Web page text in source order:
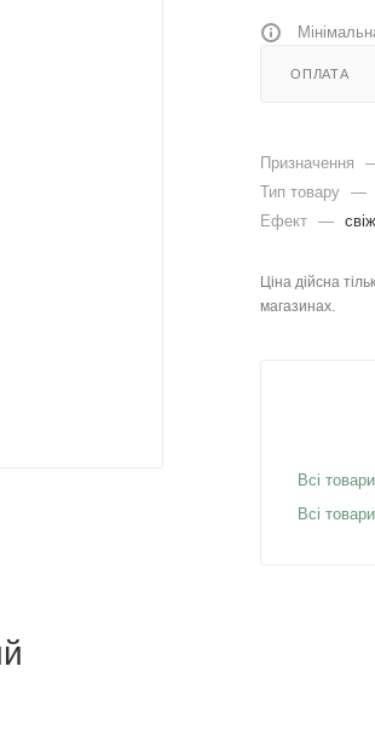
ОПЛАТА
Призначення
Тип товару —
Ефект —
Ціна дійсна
магазинах.
Всі товари
Всі